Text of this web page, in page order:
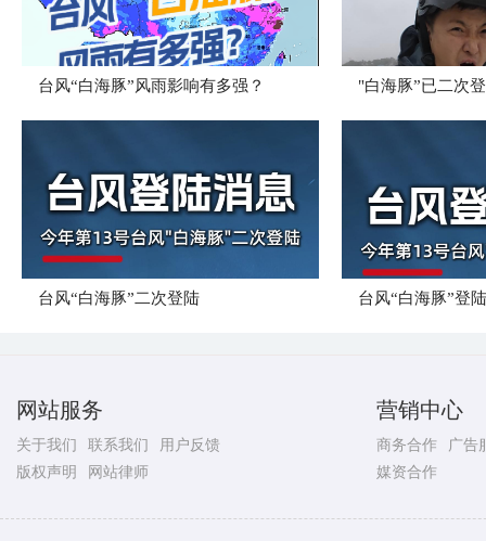
台风“白海豚”风雨影响有多强？ "白海豚”已二次
台风“白海豚”二次登陆 台风“白海豚”登
网站服务
关于我们 联系我们
用户反馈
版权声明
网站律师
营销中心
商务合作
广告
媒资合作